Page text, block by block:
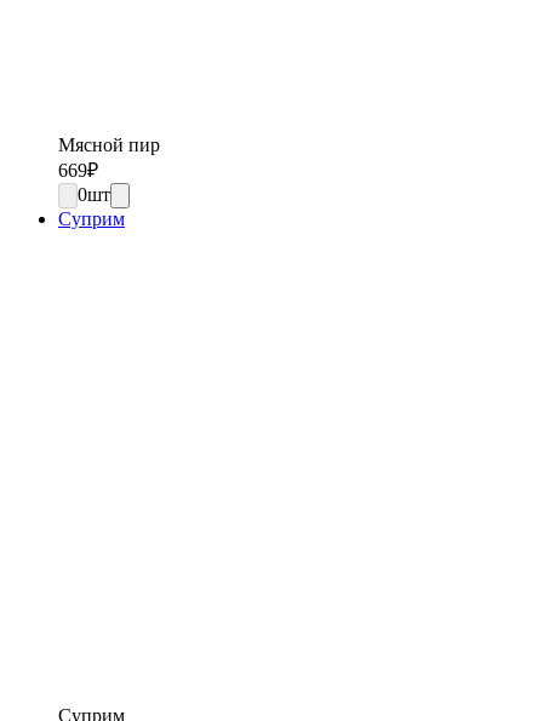
Мясной пир
669₽
0шт
Суприм
Суприм